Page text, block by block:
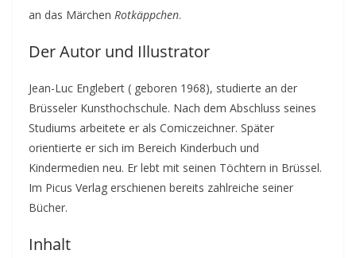
an das Märchen Rotkäppchen.
Der Autor und Illustrator
Jean-Luc Englebert ( geboren 1968), studierte an der
Brüsseler Kunsthochschule. Nach dem Abschluss seines
Studiums arbeitete er als Comiczeichner. Später
orientierte er sich im Bereich Kinderbuch und
Kindermedien neu. Er lebt mit seinen Töchtern in Brüssel.
Im Picus Verlag erschienen bereits zahlreiche seiner
Bücher.
Inhalt